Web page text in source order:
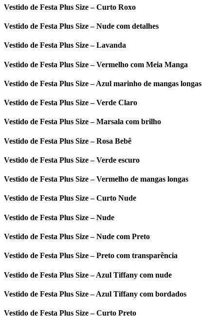
Vestido de Festa Plus Size – Curto Roxo
Vestido de Festa Plus Size – Nude com detalhes
Vestido de Festa Plus Size – Lavanda
Vestido de Festa Plus Size – Vermelho com Meia Manga
Vestido de Festa Plus Size – Azul marinho de mangas longas
Vestido de Festa Plus Size – Verde Claro
Vestido de Festa Plus Size – Marsala com brilho
Vestido de Festa Plus Size – Rosa Bebê
Vestido de Festa Plus Size – Verde escuro
Vestido de Festa Plus Size – Vermelho de mangas longas
Vestido de Festa Plus Size – Curto Nude
Vestido de Festa Plus Size – Nude
Vestido de Festa Plus Size – Nude com Preto
Vestido de Festa Plus Size – Preto com transparência
Vestido de Festa Plus Size – Azul Tiffany com nude
Vestido de Festa Plus Size – Azul Tiffany com bordados
Vestido de Festa Plus Size – Curto Preto